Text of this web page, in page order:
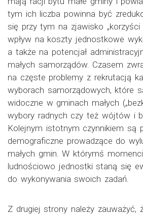
tym ich liczba powinna być
się przy tym na zjawisko „korzyści
wpływ na koszty jednostkowe
a także na potencjał
małych samorządów. Czasem
na częste problemy z rekrutacją
wyborach samorządowych, które
widoczne w gminach małych
wybory radnych czy też wójtów i
Kolejnym istotnym czynnikiem są
demograficzne prowadzące do
małych gmin. W którymś
ludnościowo jednostki staną się
do wykonywania swoich zadań.
Z drugiej strony należy zauważyć,